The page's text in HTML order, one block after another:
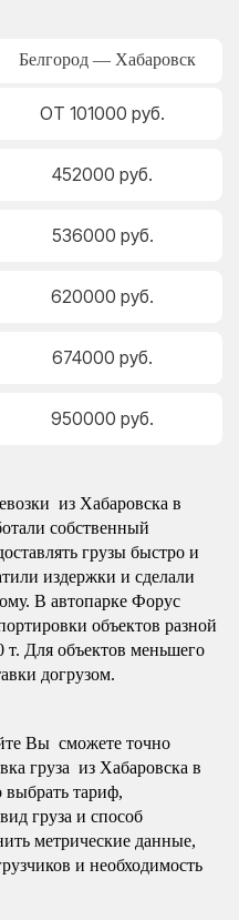
Белгород — Хабаровск
ОТ 101000 руб.
452000 руб.
536000 руб.
620000 руб.
674000 руб.
950000 руб.
из Хабаровска в
собственный
грузы быстро и
издержки и сделали
В автопарке Форус
объектов разной
Для объектов меньшего
догрузом.
Вы сможете точно
груза из Хабаровска в
выбрать тариф,
груза и способ
метрические данные,
и необходимость